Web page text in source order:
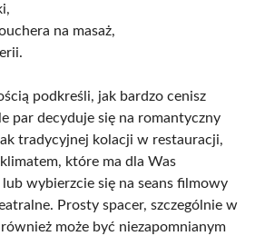
na masaż,
podkreśli, jak bardzo cenisz
par decyduje się na romantyczny
tradycyjnej kolacji w restauracji,
które ma dla Was
lub wybierzcie się na seans filmowy
Prosty spacer, szczególnie w
może być niezapomnianym